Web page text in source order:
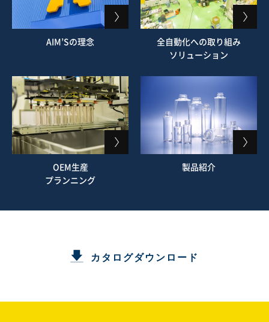
AIM’Sの理念
全自動化への取り組み
ソリューション
OEM生産
プランニング
製品紹介
カタログダウンロード